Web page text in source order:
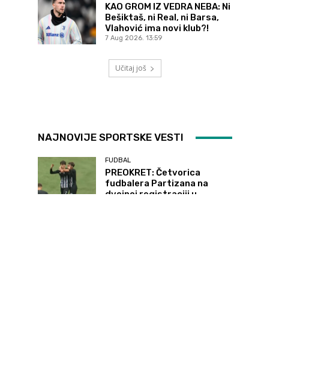
KAO GROM IZ VEDRA NEBA: Ni
Bešiktaš, ni Real, ni Barsa,
Vlahović ima novi klub?!
7 Aug 2026. 13:59
Učitaj još